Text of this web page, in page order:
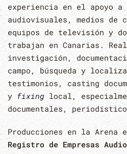
experiencia en el apoyo a
audiovisuales, medios de
equipos de televisión y
trabajan en Canarias.
investigación,
campo, búsqueda y
testimonios, casting
y fixinglocal,
documentales,
Producciones en la
Registro de Empresas